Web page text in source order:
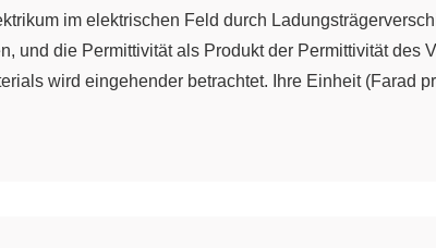
im elektrischen Feld durch
und die Permittivität als Produkt der Permittivität des
wird eingehender betrachtet. Ihre Einheit (Farad